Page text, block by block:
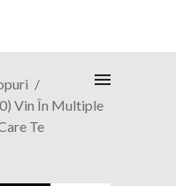
Vin În Multiple
Te